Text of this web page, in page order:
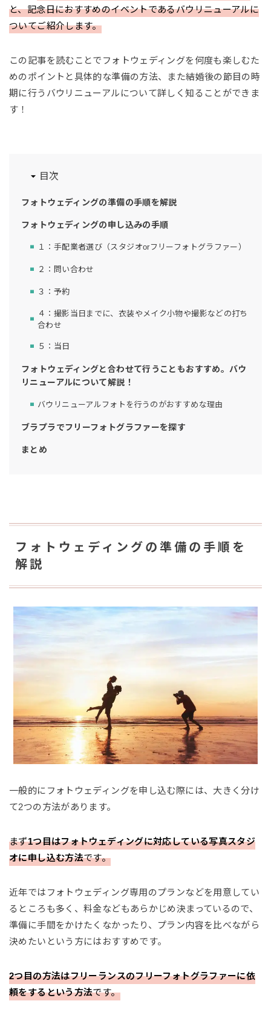
と、記念日におすすめのイベントであるバウリニューアルに
ついてご紹介します。
この記事を読むことでフォトウェディングを何度も楽しむた
めのポイントと具体的な準備の方法、また結婚後の節目の時
期に行うバウリニューアルについて詳しく知ることができま
す！
目次
フォトウェディングの準備の手順を解説
フォトウェディングの申し込みの手順
１：手配業者選び（スタジオorフリーフォトグラファー）
２：問い合わせ
３：予約
４：撮影当日までに、衣装やメイク小物や撮影などの打ち
合わせ
５：当日
フォトウェディングと合わせて行うこともおすすめ。バウ
リニューアルについて解説！
バウリニューアルフォトを行うのがおすすめな理由
ブラプラでフリーフォトグラファーを探す
まとめ
フォトウェディングの準備の手順を
解説
一般的にフォトウェディングを申し込む際には、大きく分け
て2つの方法があります。
まず1つ目はフォトウェディングに対応している写真スタジ
オに申し込む方法です。
近年ではフォトウェディング専用のプランなどを用意してい
るところも多く、料金などもあらかじめ決まっているので、
準備に手間をかけたくなかったり、プラン内容を比べながら
決めたいという方にはおすすめです。
2つ目の方法はフリーランスのフリーフォトグラファーに依
頼をするという方法です。